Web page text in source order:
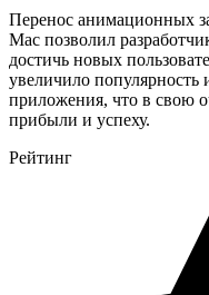
Перенос анимационных
Mac позволил
достичь новых
увеличило популярность
приложения, что в свою
прибыли и успеху.
Рейтинг